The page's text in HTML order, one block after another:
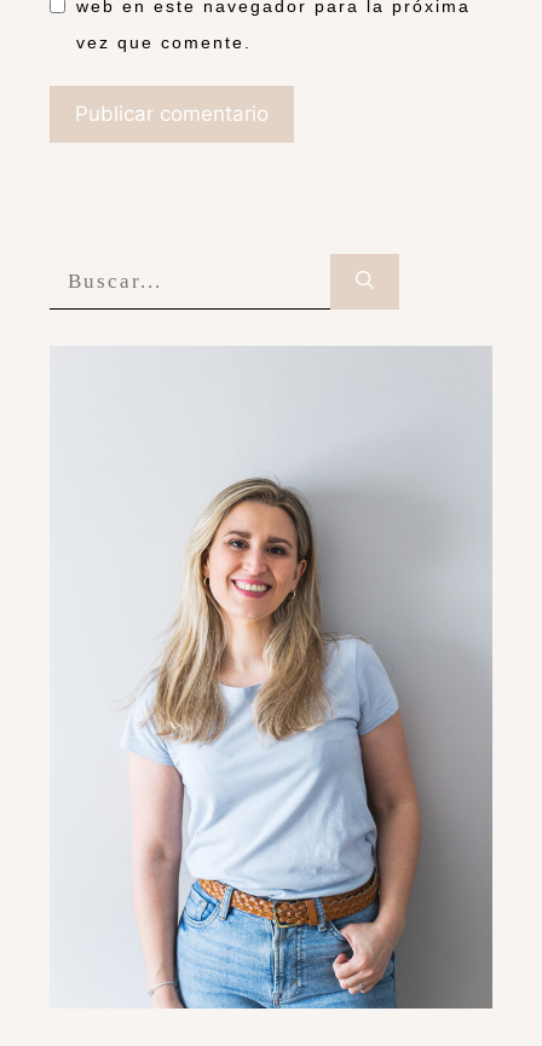
web en este navegador para la próxima
vez que comente.